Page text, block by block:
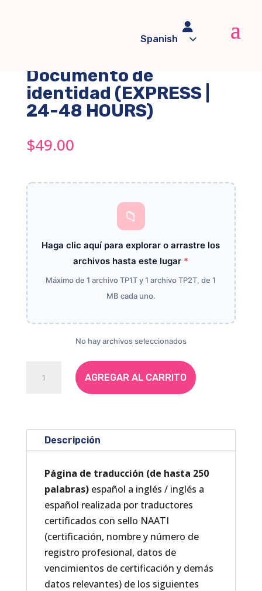
Spanish

Documento de
identidad (EXPRESS |
24-48 HOURS)
$49.00
📁
Haga clic aquí para explorar o arrastre los
archivos hasta este lugar *
Máximo de 1 archivo TP1T y 1 archivo TP2T, de 1
MB cada uno.
archivos
No hay archivos seleccionados
Document
de
identidad
HOURS)
cantidad
AGREGAR AL CARRITO
Descripción
Página de traducción (de hasta 250
palabras)español a inglés / inglés a
español realizada por traductores
certificados con sello NAATI
(certificación, nombre y número de
registro profesional, datos de
vencimientos de certificación y demás
datos relevantes) de los siguientes